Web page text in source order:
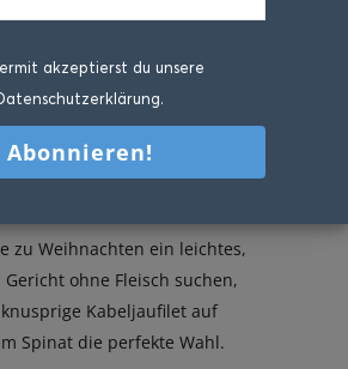
zu Weihnachten ein leichtes,
Gericht ohne Fleisch suchen,
Kabeljaufilet auf
Spinat die perfekte Wahl.
akzeptierst du unsere